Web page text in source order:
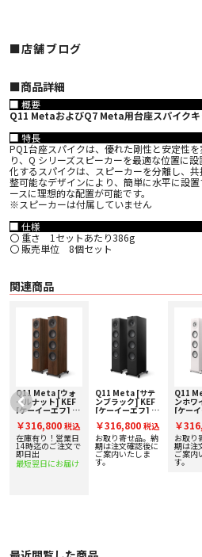
■店舗ブログ
■︎商品詳細
■ 概要
Q11 MetaおよびQ7 Meta用台座スパイクキ
■ 特長
PQ1台座スパイクは、優れた剛性と安定性
り、Q シリーズスピーカーを最適な位置に
化するスパイクは、スピーカーを分離し、
整可能なデザインにより、簡単に水平に設
ースに理想的な配置が可能です。
※スピーカーは付属していません
■ 仕様
〇 重さ 1セットあたり386g
〇 販売単位 8個セット
関連商品
Q11 Meta [ウォ
ールナット] KEF
[ケーイーエフ] ト
カー [ペア] 下取り
査定額20%アップ
実施中！
￥316,800 税込
在庫有り！営業日
14時迄のご注文で
即日出
最短翌日にお届け
Q11 Meta [サテ
ンブラック] KEF
[ケーイーエフ] ト
カー [ペア] 下取り
査定額20%アップ
実施中！
￥316,800 税込
お取り寄せ品。納
期は注文確認後に
ご案内いたしま
す。
Q11
ンホワ
[ケー
カー [
査定額
実施中
￥
お取り
期は注
ご案内
す。